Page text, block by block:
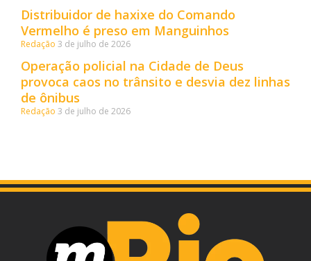
Distribuidor de haxixe do Comando
Vermelho é preso em Manguinhos
Redação 3 de julho de 2026
Operação policial na Cidade de Deus
provoca caos no trânsito e desvia dez linhas
de ônibus
Redação 3 de julho de 2026